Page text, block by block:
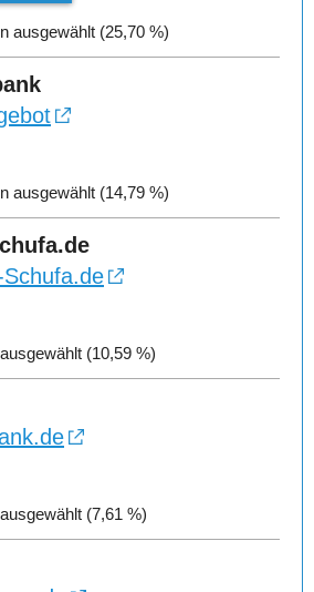
ausgewählt (25,70 %)
ausgewählt (14,79 %)
(10,59 %)
(7,61 %)